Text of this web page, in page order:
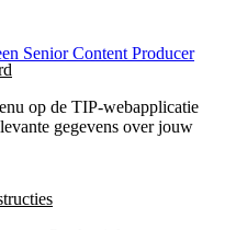
Senior Content Producer
op de TIP-webapplicatie
gegevens over jouw